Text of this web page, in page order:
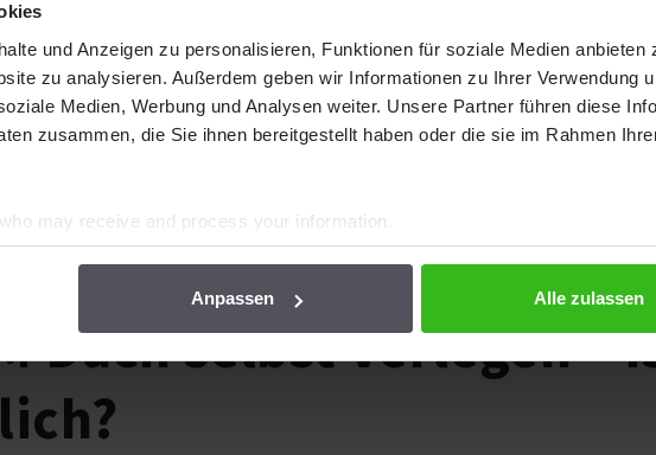
und Anzeigen zu personalisieren, Funktionen für soziale Medien anbieten
zu analysieren. Außerdem geben wir Informationen zu Ihrer Verwendung
Medien, Werbung und Analysen weiter. Unsere Partner führen diese
zusammen, die Sie ihnen bereitgestellt haben oder die sie im Rahmen
who may receive and process your information.
Anpassen Alle zulassen
Dach selbst verlegen –